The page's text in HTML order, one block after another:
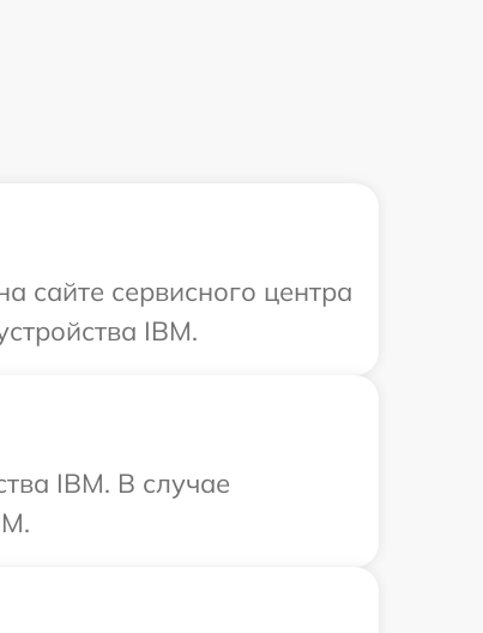
сайте сервисного центра
IBM.
IBM. В случае